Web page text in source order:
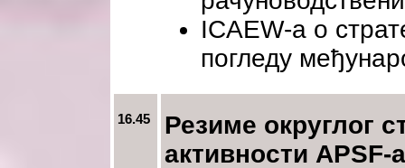
ICAEW-а о
погледу
16.45
Резиме округлог
активности